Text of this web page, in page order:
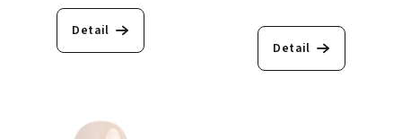
Detail
Detail